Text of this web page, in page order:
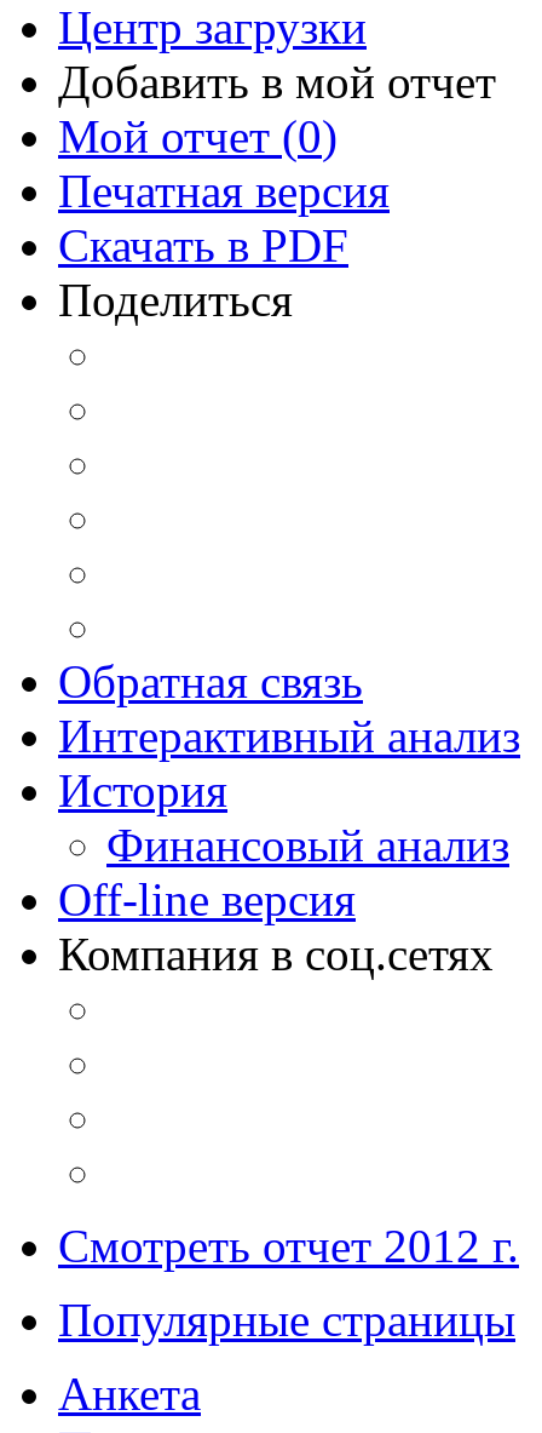
Центр загрузки
Добавить в мой отчет
Мой отчет (0)
Печатная версия
Скачать в PDF
Поделиться
Обратная связь
Интерактивный анализ
История
Финансовый анализ
Off-line версия
Компания в соц.сетях
Смотреть отчет 2012 г.
Популярные страницы
Анкета